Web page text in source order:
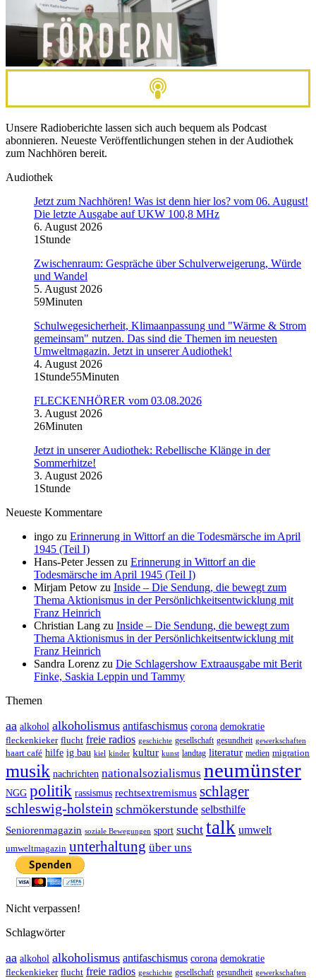
Unsere Radioberichte lassen sich auch bequem als Podcast
abonnieren. Neueste Veröffentlichungen stehen in der Audiothek
zum Nachhören bereit.
Audiothek
Jetzt zum Nachhören! Was ist denn hier los? vom 06. August!
Die letzte Ausgabe auf UKW 100,8 MHz
6. August 2026
1Stunde
Zwischenraum: Gespräche über Schulverweigerung, Würde
und Wandel
5. August 2026
59Minuten
Schulwegesicherheit, Klimaanpassung und "Wärme & Strom
gemeinsam" nutzen. Das sind die Themen im neuesten
Umweltmagazin. Jetzt in unserer Audiothek!
4. August 2026
1Stunde55Minuten
FLECKENHÖRER vom 03.08.2026
3. August 2026
26Minuten
Jetzt in unserer Audiothek: Rebellische Klänge in der
Sommerhitze!
3. August 2026
1Stunde
Neueste Kommentare
ingo zu Erinnerung in Wittorf an die Todesmärsche im April
1945 (Teil I)
Hans-Peter Jessen zu Erinnerung in Wittorf an die
Todesmärsche im April 1945 (Teil I)
Mirjam Petow zu Inside – Die Sendung, die bewegt zum
Thema Aktionismus in der Persönlichkeitsentwicklung mit
Franz Heinrich
Christian Lang zu Inside – Die Sendung, die bewegt zum
Thema Aktionismus in der Persönlichkeitsentwicklung mit
Franz Heinrich
Sandra Lorenz zu Die Schlagershow Extraausgabe mit Berit
Finke, Saskia Leppin und Tammy
Themen
aa alkohol alkoholismus antifaschismus corona demokratie
fleckenkieker flucht freie radios geschichte gesellschaft gesundheit gewerkschaften
haart café hilfe ig bau kiel kinder kultur kunst landtag literatur medien migration
musik nachrichten nationalsozialismus neumünster
NGG politik rassismus rechtsextremismus schlager
schleswig-holstein schmökerstunde selbsthilfe
Seniorenmagazin soziale Bewegungen sport sucht talk umwelt
umweltmagazin unterhaltung über uns
Nicht verpassen!
Schlagwörter
aa alkohol alkoholismus antifaschismus corona demokratie
fleckenkieker flucht freie radios geschichte gesellschaft gesundheit gewerkschaften